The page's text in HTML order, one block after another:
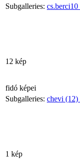
Subgalleries: cs.berci10
12 kép
fidó képei
Subgalleries: chevi (12)
1 kép